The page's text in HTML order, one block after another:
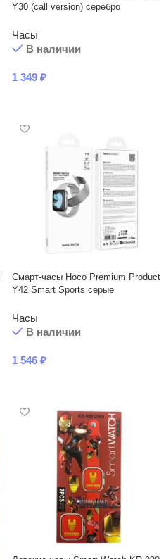
Y30 (call version) серебро
Часы
В наличии
1 349 ₽
Смарт-часы Hoco Premium Product
Y42 Smart Sports серые
Часы
В наличии
1 546 ₽